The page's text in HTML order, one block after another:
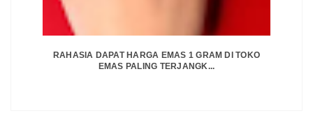
RAHASIA DAPAT HARGA EMAS 1 GRAM DI TOKO
EMAS PALING TERJANGK...